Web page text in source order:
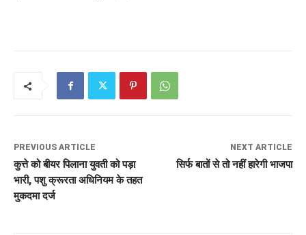
PREVIOUS ARTICLE
कुत्ते को बीयर पिलाना युवती को पड़ा
भारी, पशु क्रूरता अधिनियम के तहत
मुकदमा दर्ज
NEXT ARTICLE
सिर्फ बातों से तो नहीं हारेगी भाजपा